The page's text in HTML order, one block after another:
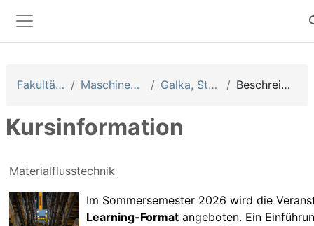
Website-Übersicht
Fakultäten Maschinenbau Galka, Stefan Beschreibung
Kursinformation
Materialflusstechnik
Im Sommersemester 2026 wird die
Learning-Format angeboten. Ein